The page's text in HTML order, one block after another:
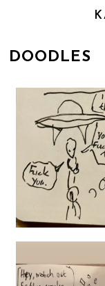
DOODLES